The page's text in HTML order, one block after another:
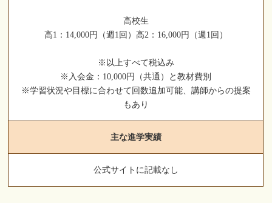
高校生
高1：14,000円（週1回）高2：16,000円（週1回）
※以上すべて税込み
※入会金：10,000円（共通）と教材費別
※学習状況や目標に合わせて回数追加可能、講師からの提案
もあり
主な進学実績
公式サイトに記載なし